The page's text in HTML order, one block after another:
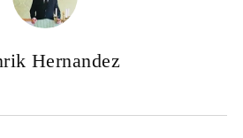
Hernandez